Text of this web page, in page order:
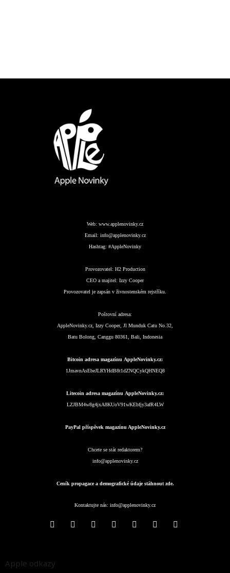
Web: www.applenovinky.cz
Email: info@applenovinky.cz
Hashtag: #AppleNovinky
Provozovatel: H2 Production
CEO a majitel: Izzy Cooper
Provozovatel je zapsán v živnostenském rejstříku.
Poštovní adresa:
AppleNovinky.cz, Izzy Cooper, Jl Munduk Catu No.32,
Batu Bolong, Canggu 80361, Bali, Indonesia
Bitcoin adresa magazínu AppleNovinky.cz:
1JmavnAsEbeJLRYHdB8t1dZNQCykQHNEQ8
Litecoin adresa magazínu AppleNovinky.cz:
LZJBM4w8g4jxA8KUoV91wKEbfjy3afR4LW
PayPal příspěvek magazínu AppleNovinky.cz
Chcete se stát redaktorem?
info@applenovinky.cz
Ceník propagace a demografické údaje stáhnout zde.
Kontaktujte nás: info@applenovinky.cz
Apple odkazy